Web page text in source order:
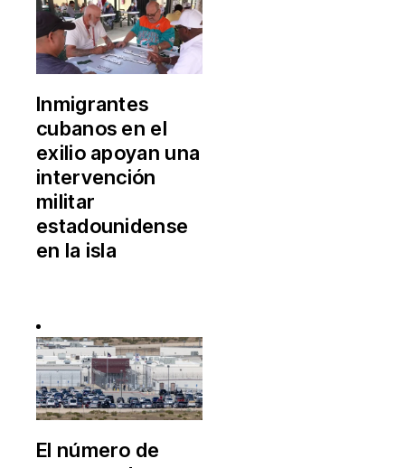
Inmigrantes
cubanos en el
exilio apoyan una
intervención
militar
estadounidense
en la isla
El número de